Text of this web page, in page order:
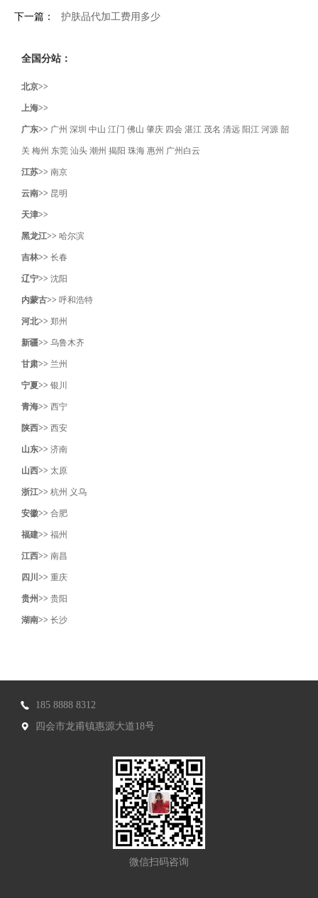
下一篇： 护肤品代加工费用多少
全国分站：
北京>>
上海>>
广东>> 广州 深圳 中山 江门 佛山 肇庆 四会 湛江 茂名 清远 阳江 河源 韶
关 梅州 东莞 汕头 潮州 揭阳 珠海 惠州 广州白云
江苏>> 南京
云南>> 昆明
天津>>
黑龙江>> 哈尔滨
吉林>> 长春
辽宁>> 沈阳‌
内蒙古>> 呼和浩特
河北>> 郑州
新疆>> 乌鲁木齐
甘肃>> 兰州
宁夏>> 银川
青海>> 西宁
陕西>> 西安
山东>> 济南
山西>> 太原
浙江>> 杭州 义乌
安徽>> 合肥
福建>> 福州
江西>> 南昌
四川>> 重庆
贵州>> 贵阳
湖南>> 长沙
185 8888 8312
四会市龙甫镇惠源大道18号
微信扫码咨询